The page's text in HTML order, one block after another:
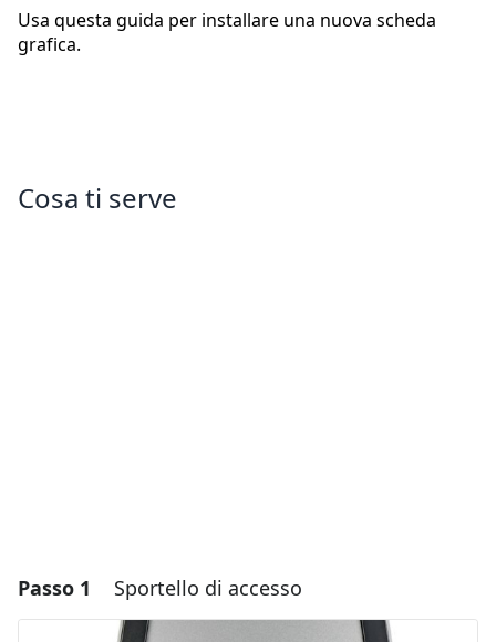
Usa questa guida per installare una nuova scheda
grafica.
Cosa ti serve
Passo 1 Sportello di accesso